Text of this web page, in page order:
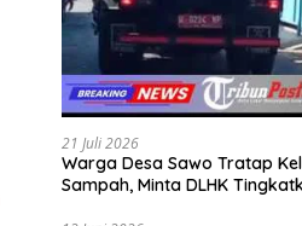
21 Juli 2026
Warga Desa Sawo Tratap
Sampah, Minta DLHK